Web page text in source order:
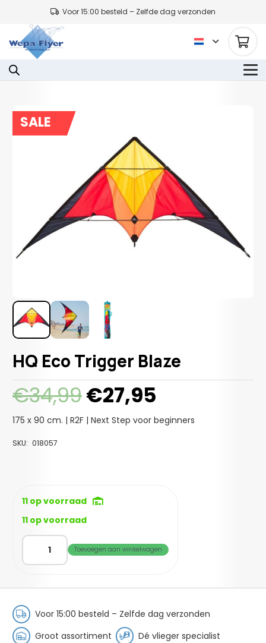
Voor 15:00 besteld – Zelfde dag verzonden
SALE
HQ Eco Trigger Blaze
€34,99Oorspronkelijke
prijs
was:
€34,99.
€27,95
is:
€27,95.
175 x 90 cm. | R2F | Next Step voor beginners
SKU: 018057
11 op voorraad
11 op voorraad
HQ
Trigger
Toevoegen aan winkelwagen
Voor 15:00 besteld – Zelfde dag verzonden
Groot assortiment
Dé vlieger specialist